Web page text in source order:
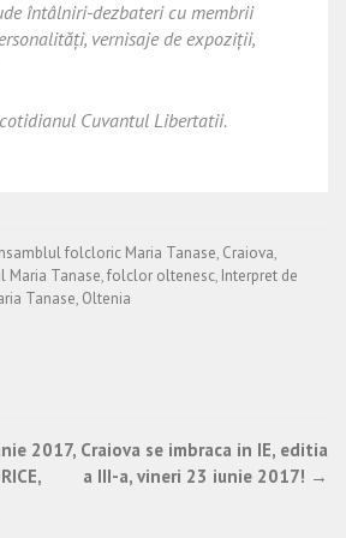
întâlniri-dezbateri cu membrii
vernisaje de expoziţii,
Cuvantul Libertatii.
folcloric Maria Tanase, Craiova,
Maria Tanase,folclor oltenesc, Interpret de
Tanase, Oltenia
2017, Craiova se imbraca in IE, editia
a III-a, vineri 23 iunie 2017! →